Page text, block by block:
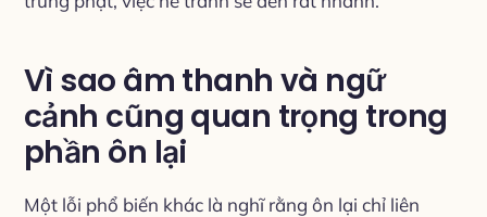
Vì sao âm thanh và ngữ
cảnh cũng quan trọng trong
phần ôn lại
Một lỗi phổ biến khác là nghĩ rằng ôn lại chỉ liên